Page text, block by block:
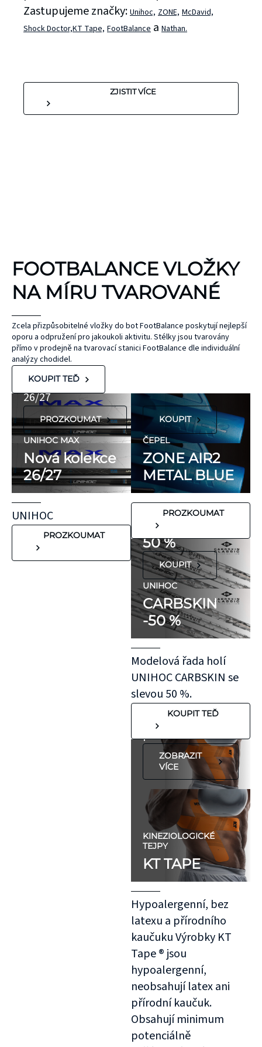
Zastupujeme značky: Unihoc, ZONE, McDavid,
Shock Doctor,KT Tape, FootBalance a Nathan.
ZJISTIT VÍCE
FOOTBALANCE VLOŽKY
NA MÍRU TVAROVANÉ
Zcela přizpůsobitelné vložky do bot FootBalance poskytují nejlepší
oporu a odpružení pro jakoukoli aktivitu. Stélky jsou tvarovány
přímo v prodejně na tvarovací stanici FootBalance dle individuální
analýzy chodidel.
KOUPIT TEĎ
UNIHOC
MAX
Nová kolekce
26/27
PROZKOUMAT
UNIHOC MAX
Nová kolekce
26/27
UNIHOC
PROZKOUMAT
ČEPEL
ZONE
KOUPIT
ČEPEL
ZONE AIR2
METAL BLUE
PROZKOUMAT
FLORBALOVÉ HOLE
UNIHOC
CARBSKIN
SE SLEVOU
50 %
KOUPIT
UNIHOC
CARBSKIN
-50 %
Modelová řada holí
UNIHOC CARBSKIN se
slevou 50 %.
KOUPIT TEĎ
KINEZIOLOGICKÉ
TEJPY
KT TAPE
bez latexu a
přírodního
hypoalergenní,
neobsahují latex
ani přírodní
kaučuk. Obsahují
minimum
potenciálně
nežádoucích látek,
které mohou
vyvolat alergické
reakce. Pokud ale
víte, že máte velmi
citlivou pokožku,
doporučujeme
otestovat malý
kousek KT pásky
aplikovaný bez
roztažení nejprve
na oblast se
"silnější"
pokožkou, jako je
koleno, nebo
předloktí.
ZOBRAZIT
VÍCE
KINEZIOLOGICKÉ
TEJPY
KT TAPE
Hypoalergenní, bez
latexu a přírodního
kaučuku Výrobky KT
Tape ® jsou
hypoalergenní,
neobsahují latex ani
přírodní kaučuk.
Obsahují minimum
potenciálně